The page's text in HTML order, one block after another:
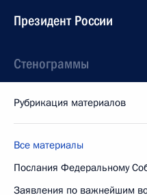
Президент России
Стенограммы
Рубрикация материалов
Все материалы
Послания Федеральному
Заявления по важнейшим